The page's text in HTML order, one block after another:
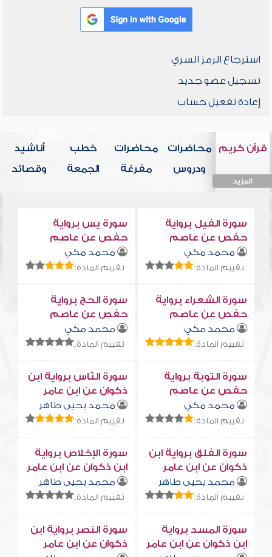
استرجاع الرمز السري
تسجيل عضو جديد
إعادة تفعيل حساب
قرآن كريم
المزيد
محاضرات
ودروس
محاضرات
مفرغة
خطب
الجمعة
أناشيد
وقصائد
سورة الفيل برواية
حفص عن عاصم
محمد مكي
تقييم المادة:
سورة يس برواية
حفص عن عاصم
محمد مكي
تقييم المادة:
سورة الشعراء برواية
حفص عن عاصم
محمد مكي
تقييم المادة:
سورة الحج برواية
حفص عن عاصم
محمد مكي
تقييم المادة:
سورة التوبة برواية
حفص عن عاصم
محمد مكي
تقييم المادة:
سورة النّاس برواية ابن
ذكوان عن ابن عامر
محمد يحيى طاهر
تقييم المادة:
سورة الفلق برواية ابن
ذكوان عن ابن عامر
محمد يحيى طاهر
تقييم المادة:
سورة الإخلاص برواية
ابن ذكوان عن ابن عامر
محمد يحيى طاهر
تقييم المادة:
سورة المسد برواية
ابن ذكوان عن ابن عامر
سورة النصر برواية ابن
ذكوان عن ابن عامر